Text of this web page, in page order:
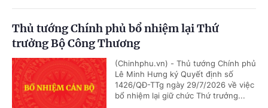
Thủ tướng Chính phủ bổ nhiệm lại Thứ
trưởng Bộ Công Thương
(Chinhphu.vn) - Thủ tướng Chính phủ
Lê Minh Hưng ký Quyết định số
1426/QĐ-TTg ngày 29/7/2026 về việc
bổ nhiệm lại giữ chức Thứ trưởng...